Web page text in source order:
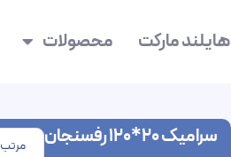
هایلند مارکت محصولات
سرامیک 20*120 رفسنجان